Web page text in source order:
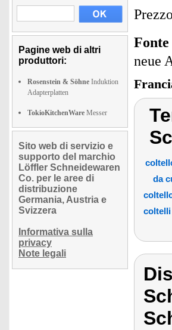
Pagine web di altri
produttori:
Rosenstein & Söhne Induktion
Adapterplatten
TokioKitchenWare Messer
Sito web di servizio e
supporto del marchio
Löffler Schneidewaren
Co. per le aree di
distribuzione
Germania, Austria e
Svizzera
Informativa sulla
privacy
Note legali
neue
da
coltelli